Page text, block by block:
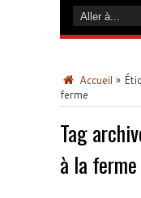
Accueil »
ferme
Tag
à la ferme